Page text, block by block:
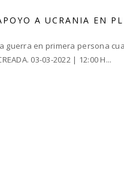
A UCRANIA EN
guerra en primera persona
03-03-2022 | 12:00 H...